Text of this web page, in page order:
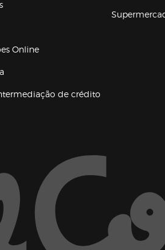
Online
de crédito